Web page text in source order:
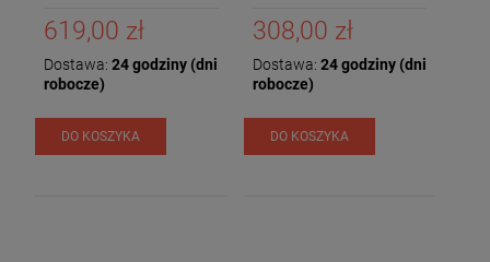
619,00 zł
Dostawa: 24 godziny (dni
robocze)
DO KOSZYKA
308,00 zł
Dostawa: 24 godziny (dni
robocze)
DO KOSZYKA